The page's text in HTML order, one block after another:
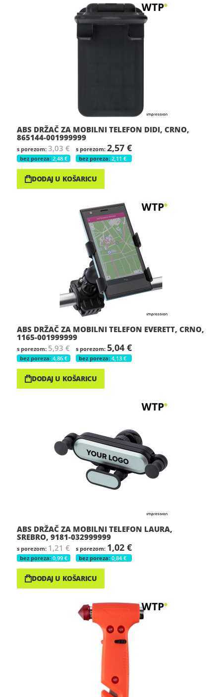
ABS DRŽAČ ZA MOBILNI TELEFON DIDI, CRNO,
865144-001999999
3,03 €
2,48 €
2,57 €
2,11 €
DODAJ U KOŠARICU
ABS DRŽAČ ZA MOBILNI TELEFON EVERETT, CRNO,
1165-001999999
5,93 €
4,86 €
5,04 €
4,13 €
DODAJ U KOŠARICU
ABS DRŽAČ ZA MOBILNI TELEFON LAURA,
SREBRO, 9181-032999999
1,21 €
0,99 €
1,02 €
0,84 €
DODAJ U KOŠARICU